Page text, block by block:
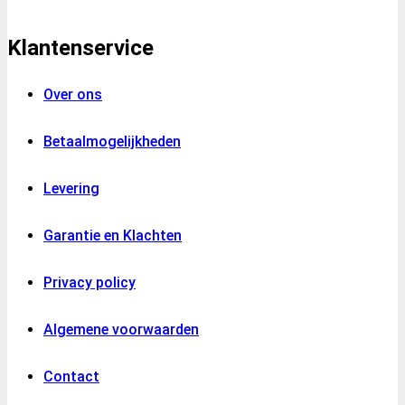
Klantenservice
Over ons
Betaalmogelijkheden
Levering
Garantie en Klachten
Privacy policy
Algemene voorwaarden
Contact